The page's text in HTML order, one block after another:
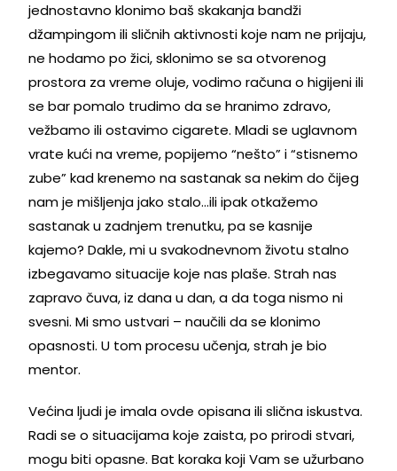
jednostavno klonimo baš skakanja bandži
džampingom ili sličnih aktivnosti koje nam ne prijaju,
ne hodamo po žici, sklonimo se sa otvorenog
prostora za vreme oluje, vodimo računa o higijeni ili
se bar pomalo trudimo da se hranimo zdravo,
vežbamo ili ostavimo cigarete. Mladi se uglavnom
vrate kući na vreme, popijemo “nešto” i “stisnemo
zube” kad krenemo na sastanak sa nekim do čijeg
nam je mišljenja jako stalo…ili ipak otkažemo
sastanak u zadnjem trenutku, pa se kasnije
kajemo? Dakle, mi u svakodnevnom životu stalno
izbegavamo situacije koje nas plaše. Strah nas
zapravo čuva, iz dana u dan, a da toga nismo ni
svesni. Mi smo ustvari – naučili da se klonimo
opasnosti. U tom procesu učenja, strah je bio
mentor.
Većina ljudi je imala ovde opisana ili slična iskustva.
Radi se o situacijama koje zaista, po prirodi stvari,
mogu biti opasne. Bat koraka koji Vam se užurbano